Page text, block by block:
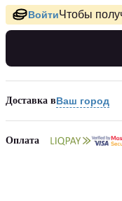
ВойтиЧтобы
Доставка вВаш город
Оплата